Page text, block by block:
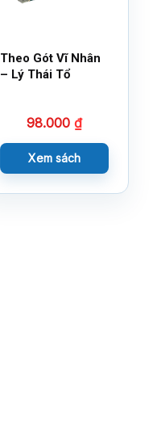
Theo Gót Vĩ Nhân
– Lý Thái Tổ
98.000 ₫
Xem sách